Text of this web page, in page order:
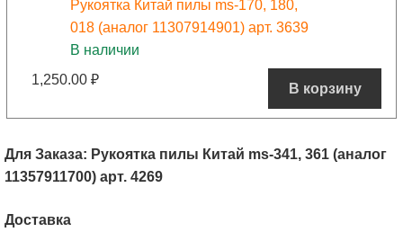
Рукоятка Китай пилы ms-170, 180,
018 (аналог 11307914901) арт. 3639
В наличии
1,250.00 ₽
В корзину
Для Заказа: Рукоятка пилы Китай ms-341, 361 (аналог
11357911700) арт. 4269
Доставка